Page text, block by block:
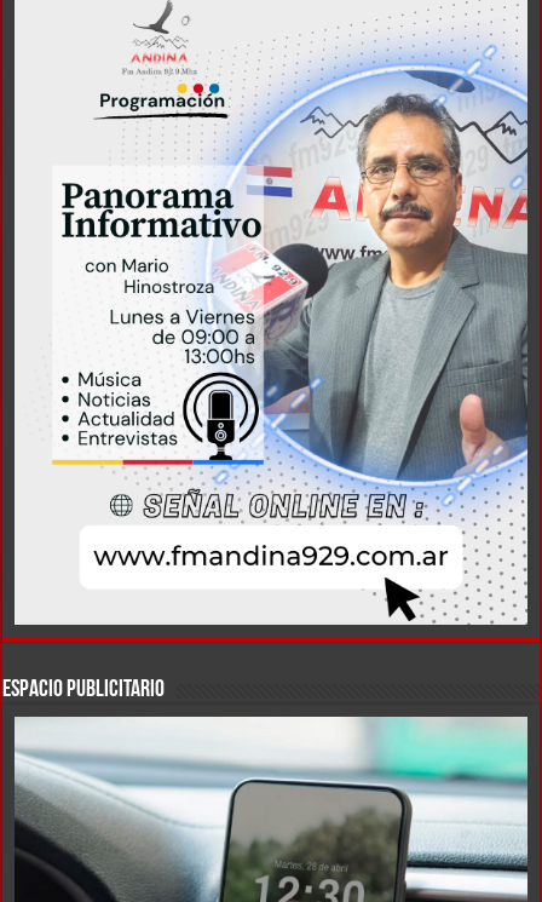
ESPACIO PUBLICITARIO